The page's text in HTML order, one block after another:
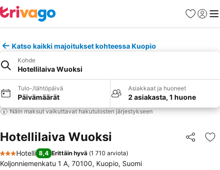
Suosikit
Katso kaikki majoitukset kohteessa Kuopio
Kohde
Hotellilaiva Wuoksi
Tulo-/lähtöpäivä
Päivämäärät
Asiakkaat ja huoneet
2 asiakasta, 1 huone
Näin maksut vaikuttavat hakutulosten järjestykseen
Hotellilaiva Wuoksi Jaa
3 Tähtiluokitus
Hotelli 8,4 Erittäin hyvä (1 710 arviota)
Koljonniemenkatu 1 A, 70100, Kuopio, Suomi